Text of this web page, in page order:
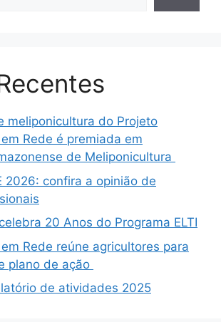
meliponicultura do Projeto
Rede é premiada em
de Meliponicultura
2026: confira a opinião de
20 Anos do Programa ELTI
Rede reúne agricultores para
plano de ação
de atividades 2025